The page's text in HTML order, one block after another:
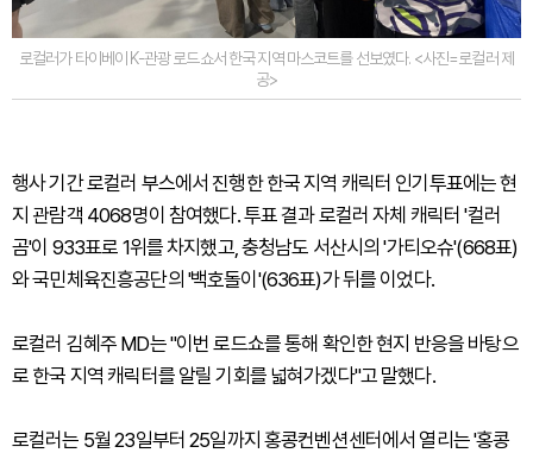
로컬러가 타이베이 K-관광 로드쇼서 한국 지역 마스코트를 선보였다. <사진=로컬러 제
공>
행사 기간 로컬러 부스에서 진행한 한국 지역 캐릭터 인기투표에는 현
지 관람객 4068명이 참여했다. 투표 결과 로컬러 자체 캐릭터 '컬러
곰'이 933표로 1위를 차지했고, 충청남도 서산시의 '가티오슈'(668표)
와 국민체육진흥공단의 '백호돌이'(636표)가 뒤를 이었다.
로컬러 김혜주 MD는 "이번 로드쇼를 통해 확인한 현지 반응을 바탕으
로 한국 지역 캐릭터를 알릴 기회를 넓혀가겠다"고 말했다.
로컬러는 5월 23일부터 25일까지 홍콩컨벤션센터에서 열리는 '홍콩